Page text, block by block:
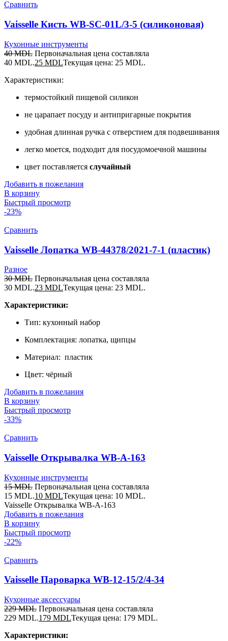
Сравнить
Vaisselle Кисть WB-SC-01L/3-5 (силиконовая)
Кухонные инструменты
40MDL Первоначальная цена составляла
40 MDL.25 MDLТекущая цена: 25 MDL.
Характеристики:
термостойкий пищевой силикон
не царапает посуду и антипригарные покрытия
удобная длинная ручка с отверстием для подвешивания
легко моется, подходит для посудомоечной машины
цвет поставляется случайный
Добавить в пожелания
В корзину
Быстрый просмотр
-23%
Сравнить
Vaisselle Лопатка WB-44378/2021-7-1 (пластик)
Разное
30MDL Первоначальная цена составляла
30 MDL.23 MDLТекущая цена: 23 MDL.
Характеристики:
Тип: кухонный набор
Комплектация: лопатка, щипцы
Материал: пластик
Цвет: чёрный
Добавить в пожелания
В корзину
Быстрый просмотр
-33%
Сравнить
Vaisselle Открывалка WB-A-163
Кухонные инструменты
15MDL Первоначальная цена составляла
15 MDL.10 MDLТекущая цена: 10 MDL.
Vaisselle Открывалка WB-A-163
Добавить в пожелания
В корзину
Быстрый просмотр
-22%
Сравнить
Vaisselle Пароварка WB-12-15/2/4-34
Кухонные аксессуары
229MDL Первоначальная цена составляла
229 MDL.179 MDLТекущая цена: 179 MDL.
Характеристики: